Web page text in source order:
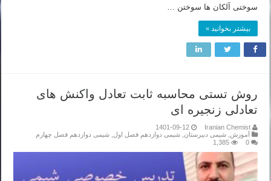
سوختی آلکان ها سوختن …
بیشتر بخوانید »
روش تستی محاسبه ثابت تعادل واکنش های
تعادلی زنجیره ای
Iranian Chemist
1401-09-12
آموزش شیمی دبیرستان شیمی دوازدهم فصل اول شیمی دوازدهم فصل چهارم
0
1,385